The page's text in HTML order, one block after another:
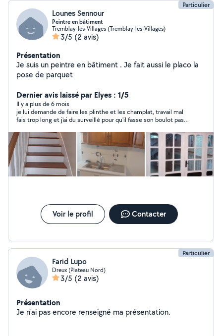
Particulier
Lounes Sennour
Peintre en bâtiment
Tremblay-les-Villages (Tremblay-les-Villages)
3/5 (2 avis)
Présentation
Je suis un peintre en bâtiment . Je fait aussi le placo la
pose de parquet
Dernier avis laissé par Elyes : 1/5
Il y a plus de 6 mois
je lui demande de faire les plinthe et les champlat, travail mal
fais trop long et j'ai du surveillé pour qu'il fasse son boulot pas
éviter
Voir le profil Contacter
Particulier
Farid Lupo
Dreux (Plateau Nord)
3/5 (2 avis)
Présentation
Je n'ai pas encore renseigné ma présentation.